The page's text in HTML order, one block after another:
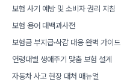
보험 사기 예방 및 소비자 권리 지침
보험 용어 대백과사전
보험금 부지급·삭감 대응 완벽 가이드
연령대별 생애주기 맞춤 보험 설계
자동차 사고 현장 대처 매뉴얼